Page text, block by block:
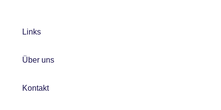
Links
Über uns
Kontakt